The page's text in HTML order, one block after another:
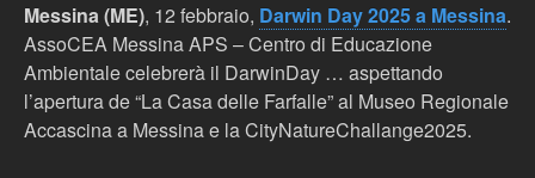
Messina (ME), 12 febbraio, Darwin Day 2025 a Messina.
AssoCEA Messina APS – Centro di Educazione
Ambientale celebrerà il DarwinDay … aspettando
l’apertura de “La Casa delle Farfalle” al Museo Regionale
Accascina a Messina e la CityNatureChallange2025.